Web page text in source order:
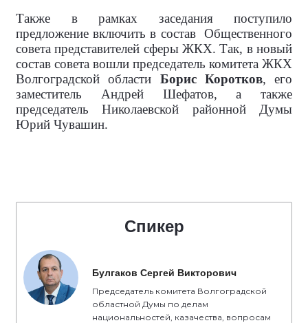
Также в рамках заседания поступило
предложение включить в состав Общественного
совета представителей сферы ЖКХ. Так, в новый
состав совета вошли председатель комитета ЖКХ
Волгоградской области Борис Коротков, его
заместитель Андрей Шефатов, а также
председатель Николаевской районной Думы
Юрий Чувашин.
Спикер
Булгаков Сергей Викторович
Председатель комитета Волгоградской
областной Думы по делам
национальностей, казачества, вопросам